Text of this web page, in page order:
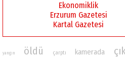
Ekonomiklik
Erzurum Gazetesi
Kartal Gazetesi
yangın öldü çarptı kamerada